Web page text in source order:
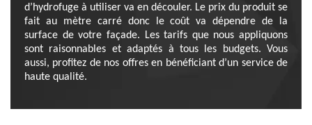
d’hydrofuge à utiliser va en découler. Le prix du produit se
fait au mètre carré donc le coût va dépendre de la
surface de votre façade. Les tarifs que nous appliquons
sont raisonnables et adaptés à tous les budgets. Vous
aussi, profitez de nos offres en bénéficiant d’un service de
haute qualité.